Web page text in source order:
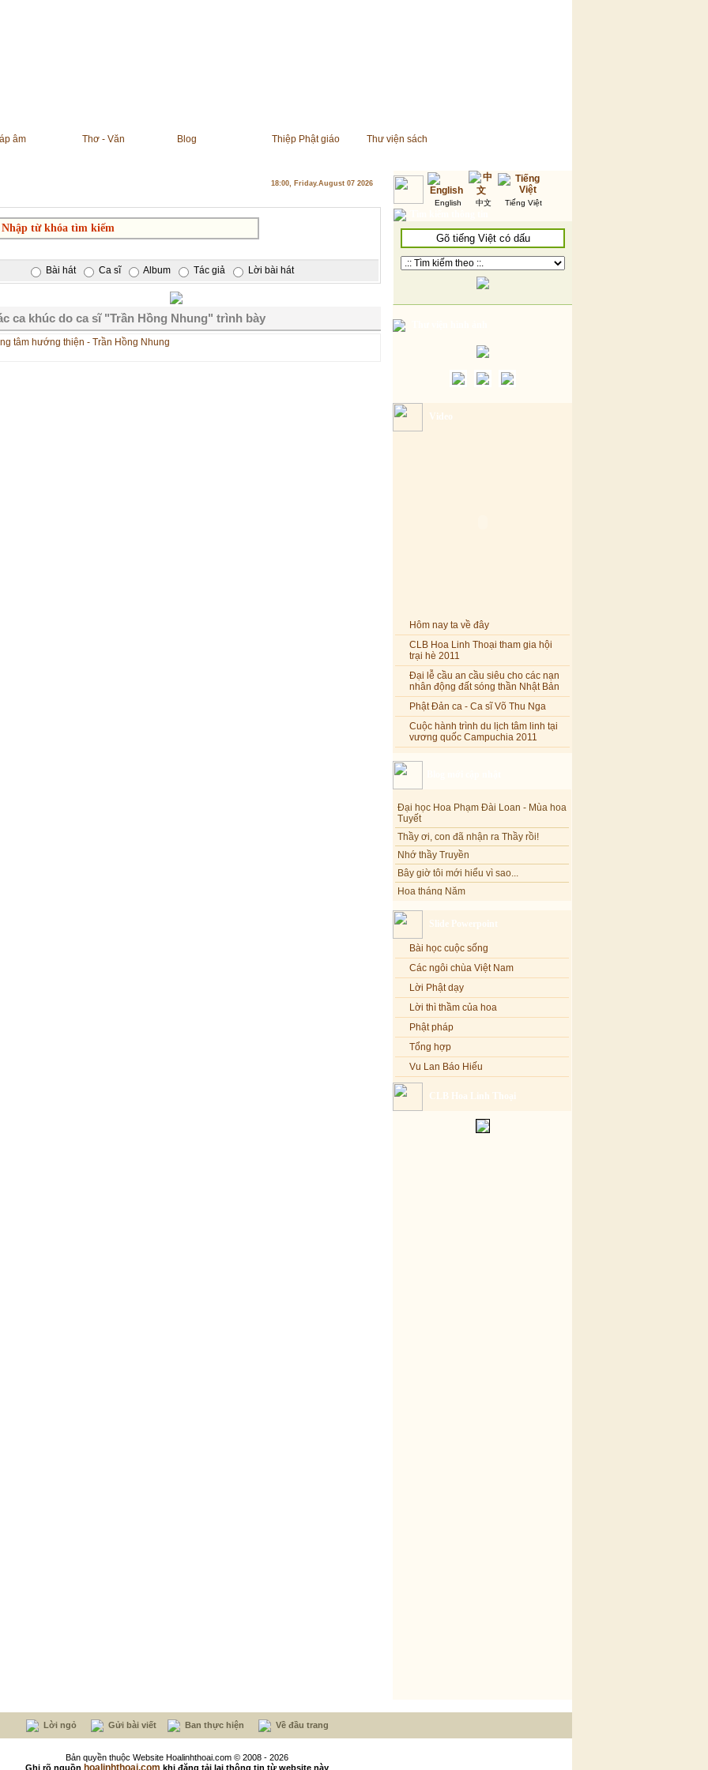
âm Thơ - Văn Blog Thiệp Phật giáo Thư viện sách
18:00, Friday.August 07 2026
Bài hát Ca sĩ Album Tác giả Lời bài hát
ca khúc do ca sĩ "Trần Hồng Nhung" trình bày
tâm hướng thiện - Trần Hồng Nhung
English 中文 Tiếng Việt
Video
Hôm nay ta về đây
CLB Hoa Linh Thoại tham gia hội
trại hè 2011
Đại lễ cầu an cầu siêu cho các nạn
nhân động đất sóng thần Nhật Bản
Phật Đản ca - Ca sĩ Võ Thu Nga
Cuộc hành trình du lịch tâm linh tại
vương quốc Campuchia 2011
Tuyết
Thầy ơi, con đã nhận ra Thầy rồi!
Nhớ thầy Truyền
Bây giờ tôi mới hiểu vì sao...
Hoa tháng Năm
Tôi mắc nợ ông Sáu
Đi tìm vũ khúc mùa hè
Mơ màng Phật dạy....
Lời thú tội của chị gái nhỏ nhen
Slide Powerpoint
Bài học cuộc sống
Các ngôi chùa Việt Nam
Lời Phật dạy
Lời thì thầm của hoa
Phật pháp
Tổng hợp
Vu Lan Báo Hiếu
CLB Hoa Linh Thoại
Lời ngỏ Gửi bài viết Ban thực hiện Về đầu trang
Bản quyền thuộc Website Hoalinhthoai.com © 2008 - 2026
Ghi rõ nguồn hoalinhthoai.com khi đăng tải lại thông tin từ website này